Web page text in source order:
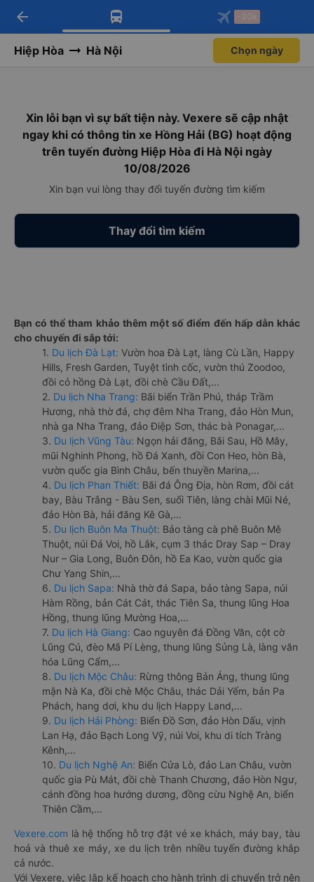
Tải app Vexere ngay!
Nhận ưu đãi thành viên độc
Mở app
Tải app Vexere
-30k/ghế khi đặt vé máy bay qua
Mở app
arrow_back -30k
Hiệp Hòa Hà Nội Chọn ngày
Xin lỗi bạn vì sự bất tiện này. Vexere sẽ cập nhật
ngay khi có thông tin xe Hồng Hải (BG) hoạt động
trên tuyến đường Hiệp Hòa đi Hà Nội ngày
10/08/2026
Xin bạn vui lòng thay đổi tuyến đường tìm kiếm
Thay đổi tìm kiếm
Bạn có thể tham khảo thêm một số điểm đến hấp dẫn khác
cho chuyến đi sắp tới:
1. Du lịch Đà Lạt: Vườn hoa Đà Lạt, làng Cù Lần, Happy
Hills, Fresh Garden, Tuyệt tình cốc, vườn thú Zoodoo,
đồi cỏ hồng Đà Lạt, đồi chè Cầu Đất,...
2. Du lịch Nha Trang: Bãi biển Trần Phú, tháp Trầm
Hương, nhà thờ đá, chợ đêm Nha Trang, đảo Hòn Mun,
nhà ga Nha Trang, đảo Điệp Sơn, thác bà Ponagar,...
3. Du lịch Vũng Tàu: Ngọn hải đăng, Bãi Sau, Hồ Mây,
mũi Nghinh Phong, hồ Đá Xanh, đồi Con Heo, hòn Bà,
vườn quốc gia Bình Châu, bến thuyền Marina,...
4. Du lịch Phan Thiết: Bãi đá Ông Địa, hòn Rơm, đồi cát
bay, Bàu Trắng - Bàu Sen, suối Tiên, làng chài Mũi Né,
đảo Hòn Bà, hải đăng Kê Gà,...
5. Du lịch Buôn Ma Thuột: Bảo tàng cà phê Buôn Mê
Thuột, núi Đá Voi, hồ Lắk, cụm 3 thác Dray Sap – Dray
Nur – Gia Long, Buôn Đôn, hồ Ea Kao, vườn quốc gia
Chư Yang Shin,...
6. Du lịch Sapa: Nhà thờ đá Sapa, bảo tàng Sapa, núi
Hàm Rồng, bản Cát Cát, thác Tiên Sa, thung lũng Hoa
Hồng, thung lũng Mường Hoa,...
7. Du lịch Hà Giang: Cao nguyên đá Đồng Văn, cột cờ
Lũng Cú, đèo Mã Pí Lèng, thung lũng Sủng Là, làng văn
hóa Lũng Cẩm,...
8. Du lịch Mộc Châu: Rừng thông Bản Áng, thung lũng
mận Nà Ka, đồi chè Mộc Châu, thác Dải Yếm, bản Pa
Phách, hang dơi, khu du lịch Happy Land,...
9. Du lịch Hải Phòng: Biển Đồ Sơn, đảo Hòn Dấu, vịnh
Lan Hạ, đảo Bạch Long Vỹ, núi Voi, khu di tích Tràng
Kênh,...
10. Du lịch Nghệ An: Biển Cửa Lò, đảo Lan Châu, vườn
quốc gia Pù Mát, đồi chè Thanh Chương, đảo Hòn Ngư,
cánh đồng hoa hướng dương, đồng cừu Nghệ An, biển
Thiên Cầm,...
Vexere.com là hệ thống hỗ trợ đặt vé xe khách, máy bay, tàu
hoả và thuê xe máy, xe du lịch trên nhiều tuyến đường khắp
cả nước.
Với Vexere, việc lập kế hoạch cho hành trình di chuyển trở nên